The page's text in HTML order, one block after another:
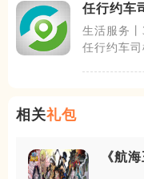
任行约车
生活服务
任行约车
相关礼包
《航